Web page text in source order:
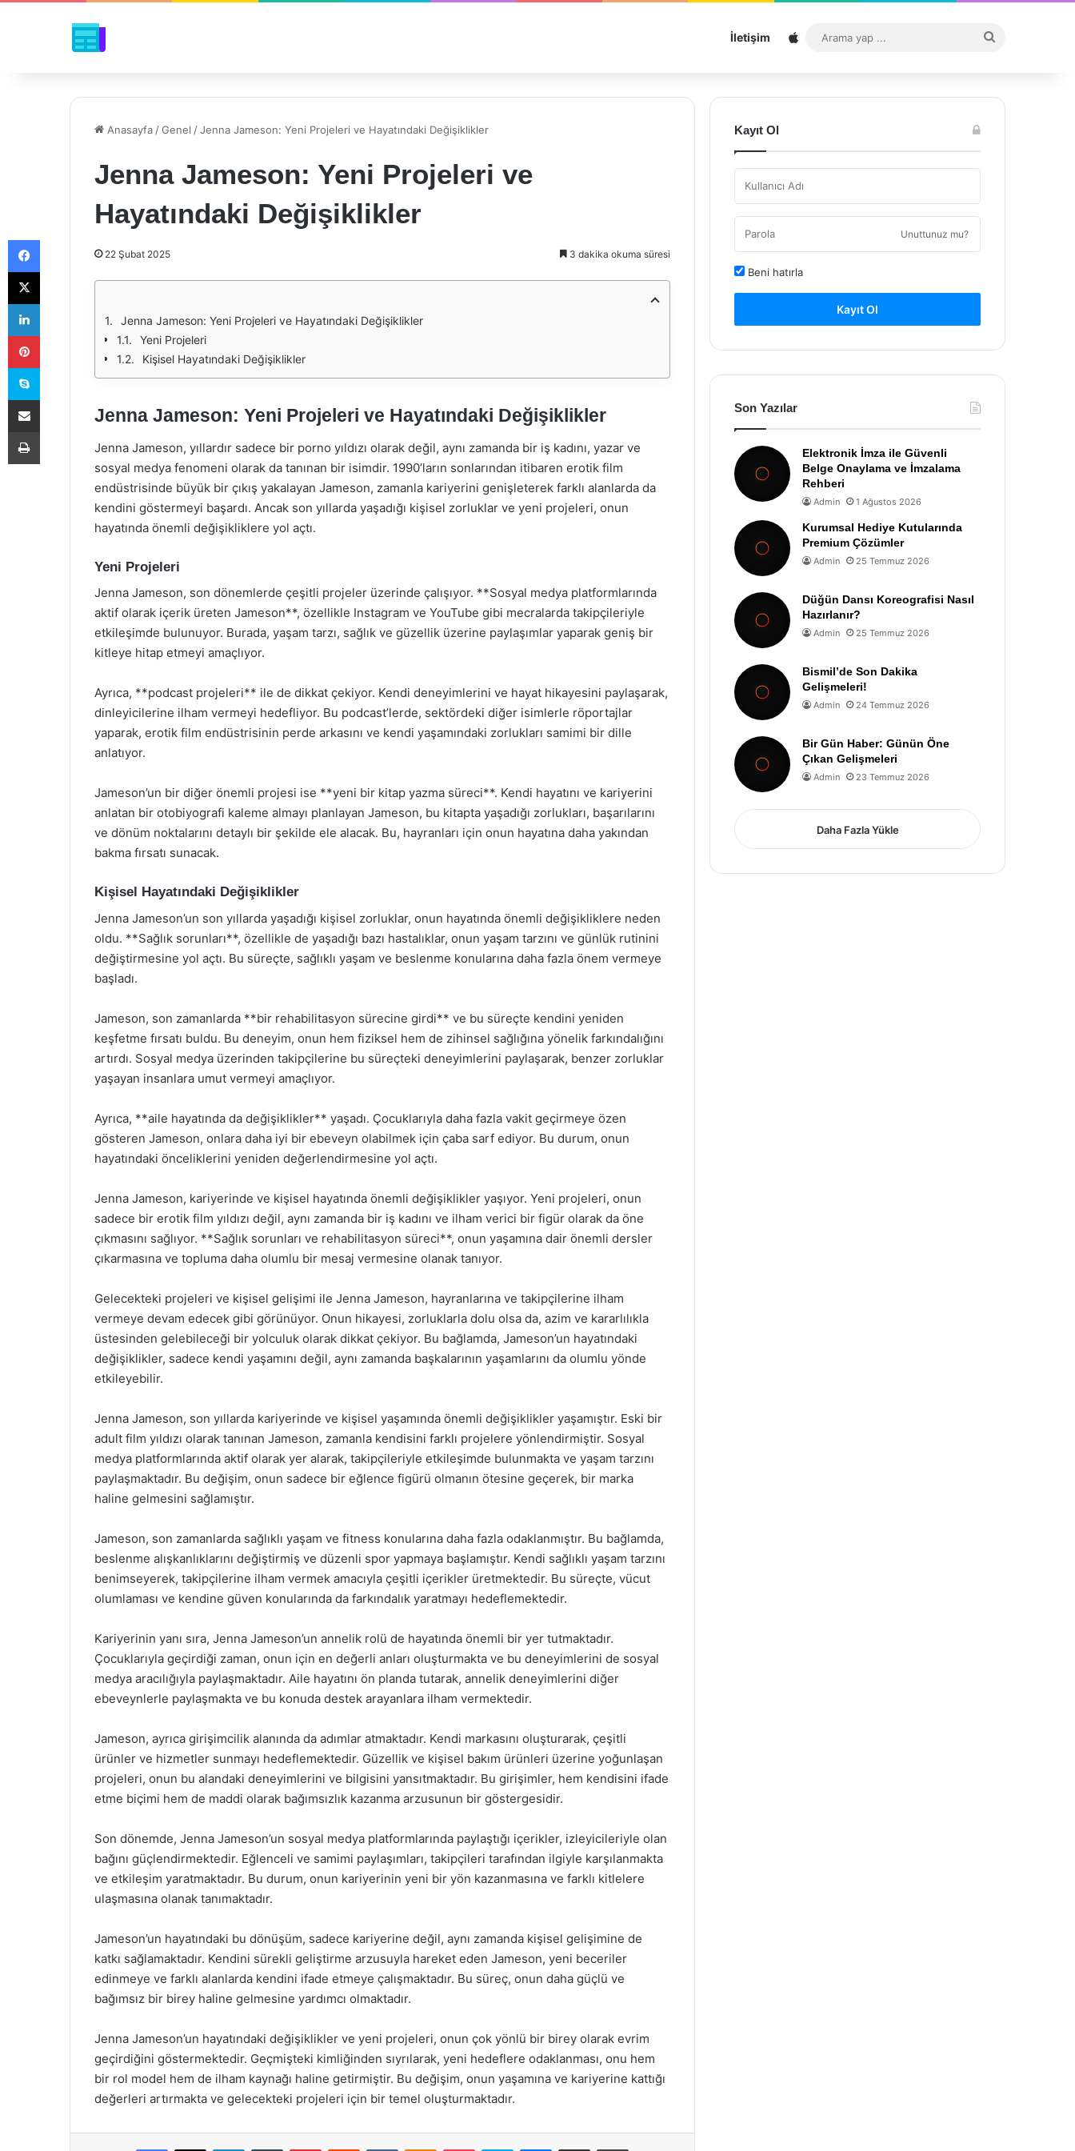
İletişim Sitemap
...
Anasayfa /Genel /Jenna Jameson: Yeni Projeleri ve Hayatındaki Değişiklikler
Jenna Jameson: Yeni Projeleri ve
Hayatındaki Değişiklikler
22 Şubat 2025 3 dakika okuma süresi
Jenna Jameson: Yeni Projeleri ve Hayatındaki Değişiklikler
Yeni Projeleri
Kişisel Hayatındaki Değişiklikler
Jenna Jameson: Yeni Projeleri ve Hayatındaki Değişiklikler
Jenna Jameson, yıllardır sadece bir porno yıldızı olarak değil, aynı zamanda bir iş kadını, yazar ve
sosyal medya fenomeni olarak da tanınan bir isimdir. 1990’ların sonlarından itibaren erotik film
endüstrisinde büyük bir çıkış yakalayan Jameson, zamanla kariyerini genişleterek farklı alanlarda da
kendini göstermeyi başardı. Ancak son yıllarda yaşadığı kişisel zorluklar ve yeni projeleri, onun
hayatında önemli değişikliklere yol açtı.
Yeni Projeleri
Jenna Jameson, son dönemlerde çeşitli projeler üzerinde çalışıyor. **Sosyal medya platformlarında
aktif olarak içerik üreten Jameson**, özellikle Instagram ve YouTube gibi mecralarda takipçileriyle
etkileşimde bulunuyor. Burada, yaşam tarzı, sağlık ve güzellik üzerine paylaşımlar yaparak geniş bir
kitleye hitap etmeyi amaçlıyor.
Ayrıca, **podcast projeleri** ile de dikkat çekiyor. Kendi deneyimlerini ve hayat hikayesini paylaşarak,
dinleyicilerine ilham vermeyi hedefliyor. Bu podcast’lerde, sektördeki diğer isimlerle röportajlar
yaparak, erotik film endüstrisinin perde arkasını ve kendi yaşamındaki zorlukları samimi bir dille
anlatıyor.
Jameson’un bir diğer önemli projesi ise **yeni bir kitap yazma süreci**. Kendi hayatını ve kariyerini
anlatan bir otobiyografi kaleme almayı planlayan Jameson, bu kitapta yaşadığı zorlukları, başarılarını
ve dönüm noktalarını detaylı bir şekilde ele alacak. Bu, hayranları için onun hayatına daha yakından
bakma fırsatı sunacak.
Kişisel Hayatındaki Değişiklikler
Jenna Jameson’un son yıllarda yaşadığı kişisel zorluklar, onun hayatında önemli değişikliklere neden
oldu. **Sağlık sorunları**, özellikle de yaşadığı bazı hastalıklar, onun yaşam tarzını ve günlük rutinini
değiştirmesine yol açtı. Bu süreçte, sağlıklı yaşam ve beslenme konularına daha fazla önem vermeye
başladı.
Jameson, son zamanlarda **bir rehabilitasyon sürecine girdi** ve bu süreçte kendini yeniden
keşfetme fırsatı buldu. Bu deneyim, onun hem fiziksel hem de zihinsel sağlığına yönelik farkındalığını
artırdı. Sosyal medya üzerinden takipçilerine bu süreçteki deneyimlerini paylaşarak, benzer zorluklar
yaşayan insanlara umut vermeyi amaçlıyor.
Ayrıca, **aile hayatında da değişiklikler** yaşadı. Çocuklarıyla daha fazla vakit geçirmeye özen
gösteren Jameson, onlara daha iyi bir ebeveyn olabilmek için çaba sarf ediyor. Bu durum, onun
hayatındaki önceliklerini yeniden değerlendirmesine yol açtı.
Jenna Jameson, kariyerinde ve kişisel hayatında önemli değişiklikler yaşıyor. Yeni projeleri, onun
sadece bir erotik film yıldızı değil, aynı zamanda bir iş kadını ve ilham verici bir figür olarak da öne
çıkmasını sağlıyor. **Sağlık sorunları ve rehabilitasyon süreci**, onun yaşamına dair önemli dersler
çıkarmasına ve topluma daha olumlu bir mesaj vermesine olanak tanıyor.
Gelecekteki projeleri ve kişisel gelişimi ile Jenna Jameson, hayranlarına ve takipçilerine ilham
vermeye devam edecek gibi görünüyor. Onun hikayesi, zorluklarla dolu olsa da, azim ve kararlılıkla
üstesinden gelebileceği bir yolculuk olarak dikkat çekiyor. Bu bağlamda, Jameson’un hayatındaki
değişiklikler, sadece kendi yaşamını değil, aynı zamanda başkalarının yaşamlarını da olumlu yönde
etkileyebilir.
Jenna Jameson, son yıllarda kariyerinde ve kişisel yaşamında önemli değişiklikler yaşamıştır. Eski bir
adult film yıldızı olarak tanınan Jameson, zamanla kendisini farklı projelere yönlendirmiştir. Sosyal
medya platformlarında aktif olarak yer alarak, takipçileriyle etkileşimde bulunmakta ve yaşam tarzını
paylaşmaktadır. Bu değişim, onun sadece bir eğlence figürü olmanın ötesine geçerek, bir marka
haline gelmesini sağlamıştır.
Jameson, son zamanlarda sağlıklı yaşam ve fitness konularına daha fazla odaklanmıştır. Bu bağlamda,
beslenme alışkanlıklarını değiştirmiş ve düzenli spor yapmaya başlamıştır. Kendi sağlıklı yaşam tarzını
benimseyerek, takipçilerine ilham vermek amacıyla çeşitli içerikler üretmektedir. Bu süreçte, vücut
olumlaması ve kendine güven konularında da farkındalık yaratmayı hedeflemektedir.
Kariyerinin yanı sıra, Jenna Jameson’un annelik rolü de hayatında önemli bir yer tutmaktadır.
Çocuklarıyla geçirdiği zaman, onun için en değerli anları oluşturmakta ve bu deneyimlerini de sosyal
medya aracılığıyla paylaşmaktadır. Aile hayatını ön planda tutarak, annelik deneyimlerini diğer
ebeveynlerle paylaşmakta ve bu konuda destek arayanlara ilham vermektedir.
Jameson, ayrıca girişimcilik alanında da adımlar atmaktadır. Kendi markasını oluşturarak, çeşitli
ürünler ve hizmetler sunmayı hedeflemektedir. Güzellik ve kişisel bakım ürünleri üzerine yoğunlaşan
projeleri, onun bu alandaki deneyimlerini ve bilgisini yansıtmaktadır. Bu girişimler, hem kendisini ifade
etme biçimi hem de maddi olarak bağımsızlık kazanma arzusunun bir göstergesidir.
Son dönemde, Jenna Jameson’un sosyal medya platformlarında paylaştığı içerikler, izleyicileriyle olan
bağını güçlendirmektedir. Eğlenceli ve samimi paylaşımları, takipçileri tarafından ilgiyle karşılanmakta
ve etkileşim yaratmaktadır. Bu durum, onun kariyerinin yeni bir yön kazanmasına ve farklı kitlelere
ulaşmasına olanak tanımaktadır.
Jameson’un hayatındaki bu dönüşüm, sadece kariyerine değil, aynı zamanda kişisel gelişimine de
katkı sağlamaktadır. Kendini sürekli geliştirme arzusuyla hareket eden Jameson, yeni beceriler
edinmeye ve farklı alanlarda kendini ifade etmeye çalışmaktadır. Bu süreç, onun daha güçlü ve
bağımsız bir birey haline gelmesine yardımcı olmaktadır.
Jenna Jameson’un hayatındaki değişiklikler ve yeni projeleri, onun çok yönlü bir birey olarak evrim
geçirdiğini göstermektedir. Geçmişteki kimliğinden sıyrılarak, yeni hedeflere odaklanması, onu hem
bir rol model hem de ilham kaynağı haline getirmiştir. Bu değişim, onun yaşamına ve kariyerine kattığı
değerleri artırmakta ve gelecekteki projeleri için bir temel oluşturmaktadır.
Facebook
X LinkedInTumblr PinterestReddit VKontakteOdnoklassniki
Pocket Skype Messenger
E-Posta ile paylaş Yazdır
Kayıt Ol
Unuttunuz mu?
Beni hatırla
Kayıt Ol
Son Yazılar
Elektronik İmza ile Güvenli
Belge Onaylama ve İmzalama
Rehberi
Admin 1 Ağustos 2026
Kurumsal Hediye Kutularında
Premium Çözümler
Admin 25 Temmuz 2026
Düğün Dansı Koreografisi Nasıl
Hazırlanır?
Admin 25 Temmuz 2026
Bismil’de Son Dakika
Gelişmeleri!
Admin 24 Temmuz 2026
Bir Gün Haber: Günün Öne
Çıkan Gelişmeleri
Admin 23 Temmuz 2026
Daha Fazla Yükle
Facebook
X
LinkedIn
Pinterest
Skype
E-Posta ile paylaş